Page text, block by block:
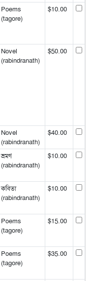
Poems
(tagore)
$10.00
Novel
(rabindranath)
$50.00
Novel
(rabindranath)
$40.00
ভ্রমণ
(rabindranath)
$10.00
কবিতা
(rabindranath)
$10.00
Poems
(tagore)
$15.00
Poems
(tagore)
$35.00